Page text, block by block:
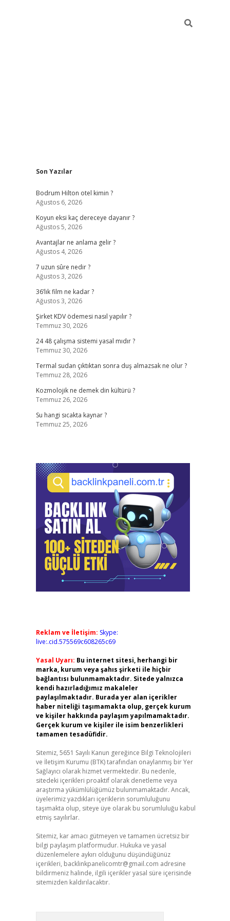
Sidebar
Son Yazılar
Bodrum Hilton otel kimin ?
Ağustos 6, 2026
Koyun eksi kaç dereceye dayanır ?
Ağustos 5, 2026
Avantajlar ne anlama gelir ?
Ağustos 4, 2026
7 uzun sûre nedir ?
Ağustos 3, 2026
36’lık film ne kadar ?
Ağustos 3, 2026
Şirket KDV ödemesi nasıl yapılır ?
Temmuz 30, 2026
24 48 çalışma sistemi yasal mıdır ?
Temmuz 30, 2026
Termal sudan çıktıktan sonra duş almazsak ne olur ?
Temmuz 28, 2026
Kozmolojik ne demek din kültürü ?
Temmuz 26, 2026
Su hangi sıcakta kaynar ?
Temmuz 25, 2026
Reklam ve İletişim: Skype:
live:.cid.575569c608265c69
Yasal Uyarı: Bu internet sitesi, herhangi bir
marka, kurum veya şahıs şirketi ile hiçbir
bağlantısı bulunmamaktadır. Sitede yalnızca
kendi hazırladığımız makaleler
paylaşılmaktadır. Burada yer alan içerikler
haber niteliği taşımamakta olup, gerçek kurum
ve kişiler hakkında paylaşım yapılmamaktadır.
Gerçek kurum ve kişiler ile isim benzerlikleri
tamamen tesadüfidir.
Sitemiz, 5651 Sayılı Kanun gereğince Bilgi Teknolojileri
ve İletişim Kurumu (BTK) tarafından onaylanmış bir Yer
Sağlayıcı olarak hizmet vermektedir. Bu nedenle,
sitedeki içerikleri proaktif olarak denetleme veya
araştırma yükümlülüğümüz bulunmamaktadır. Ancak,
üyelerimiz yazdıkları içeriklerin sorumluluğunu
taşımakta olup, siteye üye olarak bu sorumluluğu kabul
etmiş sayılırlar.
Sitemiz, kar amacı gütmeyen ve tamamen ücretsiz bir
bilgi paylaşım platformudur. Hukuka ve yasal
düzenlemelere aykırı olduğunu düşündüğünüz
içerikleri, backlinkpanelicomtr@gmail.com adresine
bildirmeniz halinde, ilgili içerikler yasal süre içerisinde
sitemizden kaldırılacaktır.
betcipiabellacasino sitesi